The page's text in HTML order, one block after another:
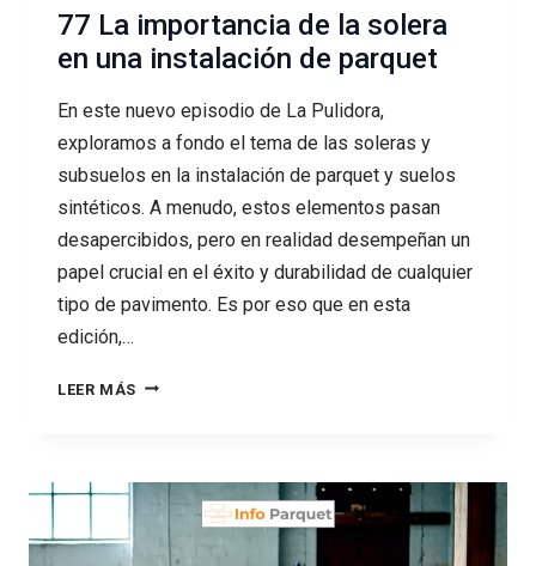
77 La importancia de la solera
en una instalación de parquet
En este nuevo episodio de La Pulidora,
exploramos a fondo el tema de las soleras y
subsuelos en la instalación de parquet y suelos
sintéticos. A menudo, estos elementos pasan
desapercibidos, pero en realidad desempeñan un
papel crucial en el éxito y durabilidad de cualquier
tipo de pavimento. Es por eso que en esta
edición,…
LEER MÁS 77
DE